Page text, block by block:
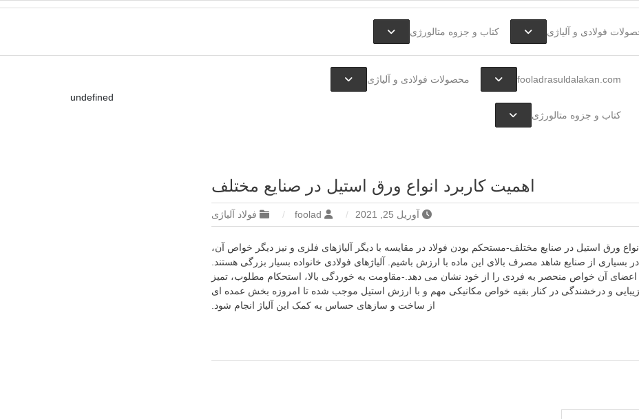
فولاد رسول دلاکان
فولاد آلیاژی-میلگرد آلیاژی-تسمه آلیاژی-ورق آلیاژی-لوله آلیاژی-نبشی فولادی-ناودانی فولادی-قیمت ورق-قیمت فولاد
فولادی و آلیاژی کتاب و جزوه متالورژی
fooladrasuldalakan.com محصولات فولادی و آلیاژی
کتاب و جزوه متالورژی
undefined
اهمیت کاربرد انواع ورق استیل در صنایع مختلف
آوریل 25, 2021 فولاد آلیاژی
ورق استیل در صنایع مختلف-مستحکم بودن فولاد در مقایسه با دیگر آلیاژهای فلزی و نیز دیگر خواص آن،
بسیاری از صنایع شاهد مصرف بالای این ماده با ارزش باشیم. آلیاژهای فولادی خانواده بسیار بزرگی هستند.
اعضای آن خواص منحصر به فردی را از خود نشان می دهد.-مقاومت به خوردگی بالا، استحکام مطلوب، تمیز
و درخشندگی در کنار بقیه خواص مکانیکی مهم و با ارزش استیل موجب شده تا امروزه بخش عمده ای
از ساخت و سازهای حساس به کمک این آلیاژ انجام شود.